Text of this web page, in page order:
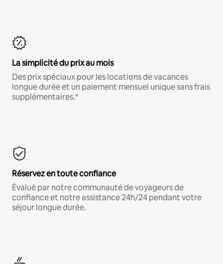
La simplicité du prix au mois
Des prix spéciaux pour les locations de vacances
longue durée et un paiement mensuel unique sans frais
supplémentaires.*
Réservez en toute confiance
Évalué par notre communauté de voyageurs de
confiance et notre assistance 24h/24 pendant votre
séjour longue durée.